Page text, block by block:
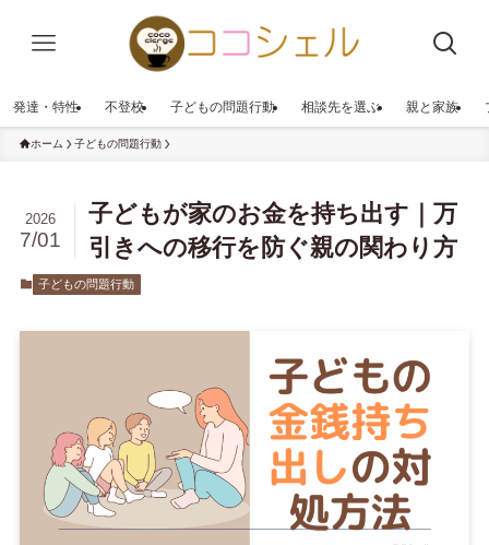
発達・特性 不登校 子どもの問題行動 相談先を選ぶ 親と家族
ホーム 子どもの問題行動
子どもが家のお金を持ち出す｜万
引きへの移行を防ぐ親の関わり方
2026
7/01
子どもの問題行動